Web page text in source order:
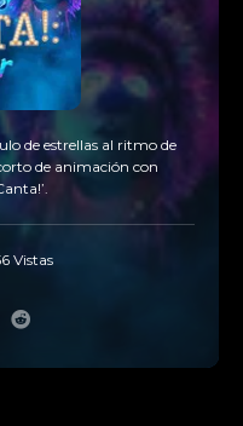
de estrellas al ritmo de
de animación con
Vistas